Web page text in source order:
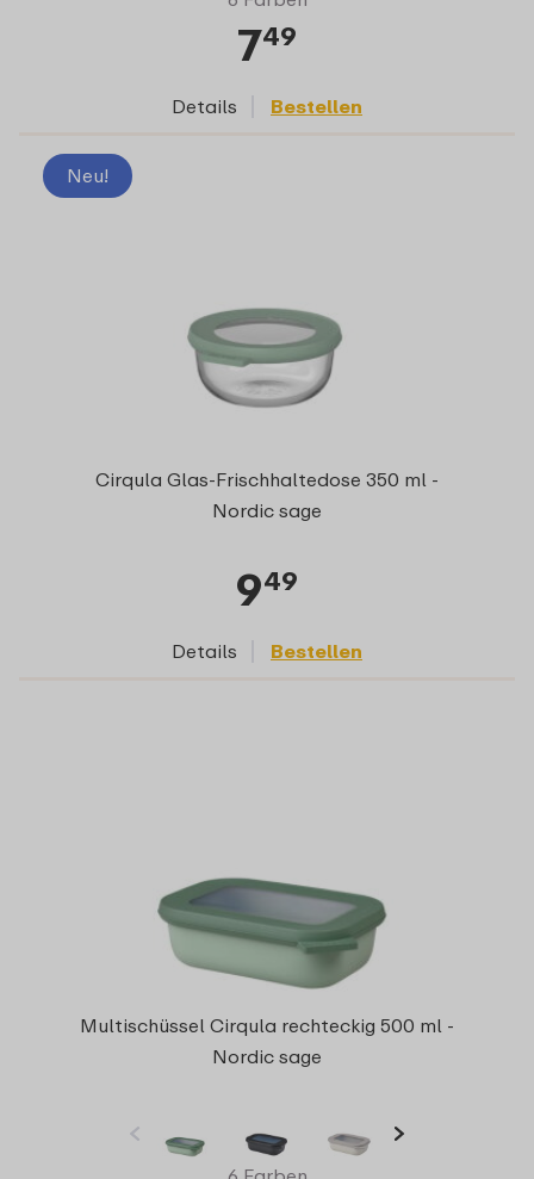
749
Details Bestellen
Neu!
Cirqula Glas-Frischhaltedose 350 ml -
Nordic sage
949
Details Bestellen
Multischüssel Cirqula rechteckig 500 ml -
Nordic sage